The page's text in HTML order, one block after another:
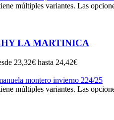
múltiples variantes. Las
LA MARTINICA
23,32€ hasta 24,42€
múltiples variantes. Las